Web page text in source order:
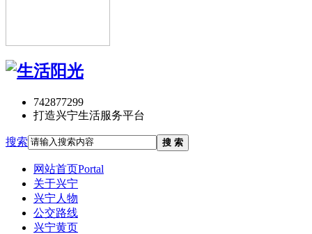
742877299
打造兴宁生活服务平台
搜索 搜 索
网站首页Portal
关于兴宁
兴宁人物
公交路线
兴宁黄页